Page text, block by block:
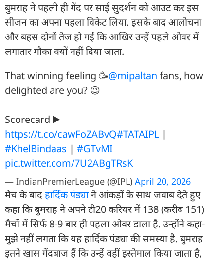
बुमराह ने पहली ही गेंद पर साई सुदर्शन को आउट कर इस
सीजन का अपना पहला विकेट लिया. इसके बाद आलोचना
और बहस दोनों तेज हो गईं कि आखिर उन्हें पहले ओवर में
लगातार मौका क्यों नहीं दिया जाता.
That winning feeling 🥳@mipaltan fans, how
delighted are you? 😉
Scorecard ▶️
https://t.co/cawFoZABvQ#TATAIPL |
#KhelBindaas | #GTvMI
pic.twitter.com/7U2ABgTRsK
— IndianPremierLeague (@IPL) April 20, 2026
मैच के बादहार्दिक पंड्याने आंकड़ों के साथ जवाब देते हुए
कहा कि बुमराह ने अपने टी20 करियर में 138 (करीब 151)
मैचों में सिर्फ 8-9 बार ही पहला ओवर डाला है. उन्होंने कहा-
मुझे नहीं लगता कि यह हार्दिक पंड्या की समस्या है. बुमराह
इतने खास गेंदबाज हैं कि उन्हें वहीं इस्तेमाल किया जाता है,